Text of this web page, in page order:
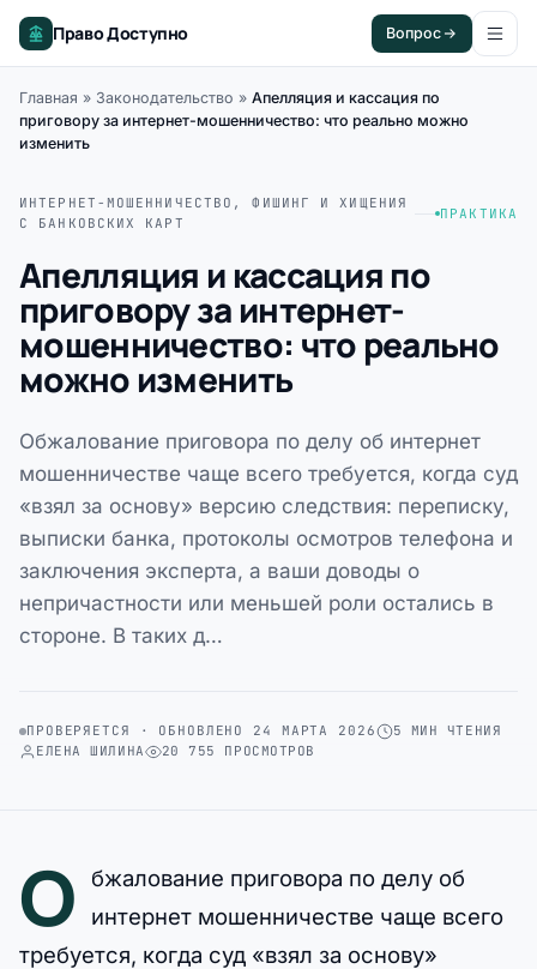
Право Доступно Вопрос
Главная » Законодательство » Апелляция и кассация по
приговору за интернет-мошенничество: что реально можно
изменить
ИНТЕРНЕТ-МОШЕННИЧЕСТВО, ФИШИНГ И ХИЩЕНИЯ
С БАНКОВСКИХ КАРТ
ПРАКТИКА
Апелляция и кассация по
приговору за интернет-
мошенничество: что реально
можно изменить
Обжалование приговора по делу об интернет
мошенничестве чаще всего требуется, когда суд
«взял за основу» версию следствия: переписку,
выписки банка, протоколы осмотров телефона и
заключения эксперта, а ваши доводы о
непричастности или меньшей роли остались в
стороне. В таких д…
ПРОВЕРЯЕТСЯ · ОБНОВЛЕНО 24 МАРТА 2026
5 МИН ЧТЕНИЯ
ЕЛЕНА ШИЛИНА
20 755 ПРОСМОТРОВ
О
бжалование приговора по делу об
интернет мошенничестве чаще всего
требуется, когда суд «взял за основу»